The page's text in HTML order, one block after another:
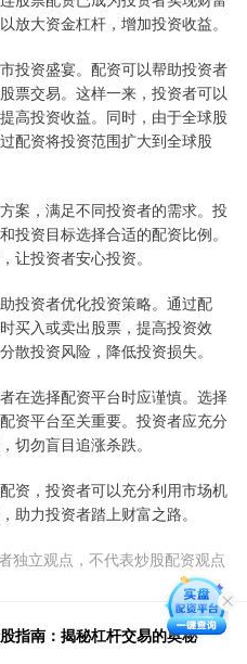
放大资金杠杆，增加投资收益。
投资盛宴。配资可以帮助投资者
票交易。这样一来，投资者可以
高投资收益。同时，由于全球股
配资将投资范围扩大到全球股
案，满足不同投资者的需求。投
投资目标选择合适的配资比例。
让投资者安心投资。
投资者优化投资策略。通过配
买入或卖出股票，提高投资效
散投资风险，降低投资损失。
在选择配资平台时应谨慎。选择
资平台至关重要。投资者应充分
切勿盲目追涨杀跌。
资，投资者可以充分利用市场机
助力投资者踏上财富之路。
独立观点，不代表炒股配资观点
指南：揭秘杠杆交易的奥秘